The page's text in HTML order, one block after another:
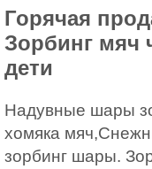
Горячая
Зорбинг мяч
дети
Надувные шары
хомяка
зорбинг шары.